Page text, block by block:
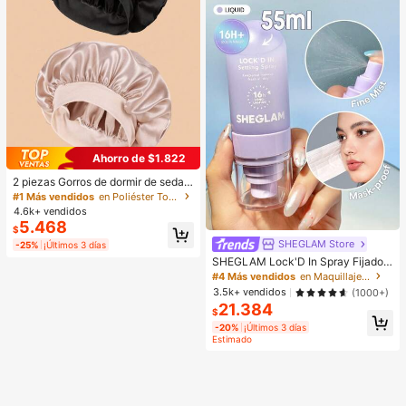
Ahorro de $1.822
2 piezas Gorros de dormir de seda y
satén de lujo, unicolor, gorros elásti
cos de protección del cabello, liger
os y cómodos para usar toda la noc
he, cuidado del cabello, ducha, ajus
te suave al cuero cabelludo, para el
#1 Más vendidos
en Poliéster Toallas para el cabello
4.6k+ vendidos
$5.468
-25% ¡Últimos 3 días SHEGLAM Store
SHEGLAM Lock'D In Spray Fijador
Marca De Belleza CosméTica Maq
uillaje Para Mujeres Y NiñAs
#4 Más vendidos
en Maquillaje facial
3.5k+ vendidos
(1000+)
$21.384
-20% ¡Últimos 3 días
Estimado